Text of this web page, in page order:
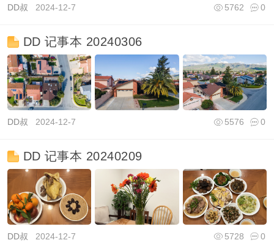
DD叔 2024-12-7 0
5762
DD 记事本 20240306
DD叔 2024-12-7 0
5576
DD 记事本 20240209
DD叔 2024-12-7 0
5728